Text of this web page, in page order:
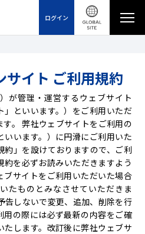
ログイン
サイト ご利用規約
が管理・運営するウェブサイト
」といいます。）をご利用いただ
。 弊社ウェブサイトをご利用の
います。）に円滑にご利用いた
」を設けておりますので、ご利
を必ずお読みいただきますよう
ブサイトをご利用いただいた場合
たものとみなさせていただきま
告しないで変更、追加、削除を行
用の際には必ず最新の内容をご確
します。改訂後に弊社ウェブサ